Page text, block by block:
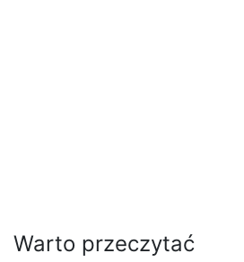
Warto przeczytać